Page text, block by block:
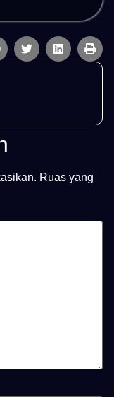
Ruas yang